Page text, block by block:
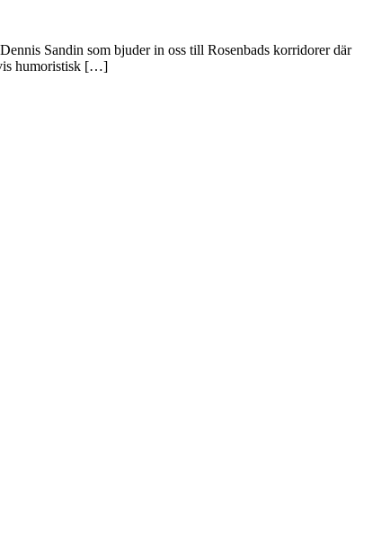
Sandin som bjuder in oss till Rosenbads korridorer där
humoristisk […]